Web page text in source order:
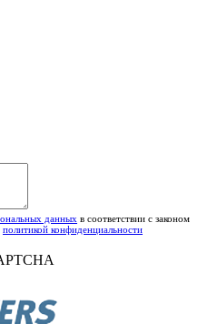
данных в соответствии с законом
политикой конфиденциальности